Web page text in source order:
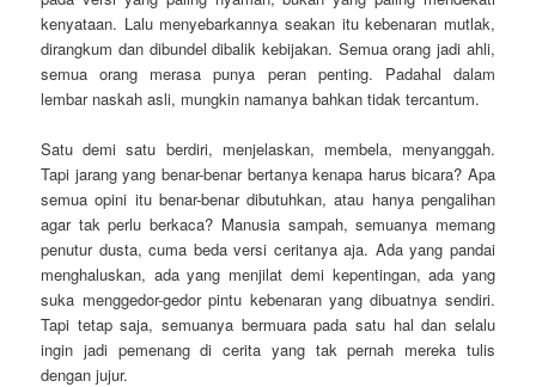
kenyataan. Lalu menyebarkannya seakan itu kebenaran mutlak,
dirangkum dan dibundel dibalik kebijakan. Semua orang jadi ahli,
semua orang merasa punya peran penting. Padahal dalam
lembar naskah asli, mungkin namanya bahkan tidak tercantum.
Satu demi satu berdiri, menjelaskan, membela, menyanggah.
Tapi jarang yang benar-benar bertanya kenapa harus bicara? Apa
semua opini itu benar-benar dibutuhkan, atau hanya pengalihan
agar tak perlu berkaca? Manusia sampah, semuanya memang
penutur dusta, cuma beda versi ceritanya aja. Ada yang pandai
menghaluskan, ada yang menjilat demi kepentingan, ada yang
suka menggedor-gedor pintu kebenaran yang dibuatnya sendiri.
Tapi tetap saja, semuanya bermuara pada satu hal dan selalu
ingin jadi pemenang di cerita yang tak pernah mereka tulis
dengan jujur.